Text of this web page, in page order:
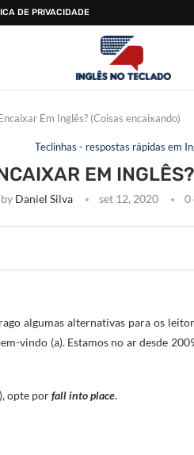
DE PRIVACIDADE
Em Inglês? (Coisas encaixando)
Teclinhas - respostas rápidas em
EM
by Daniel Silva set 12, 2020 0
algumas alternativas para os
vindo (a). Estamos no ar desde
opte porfall into place.